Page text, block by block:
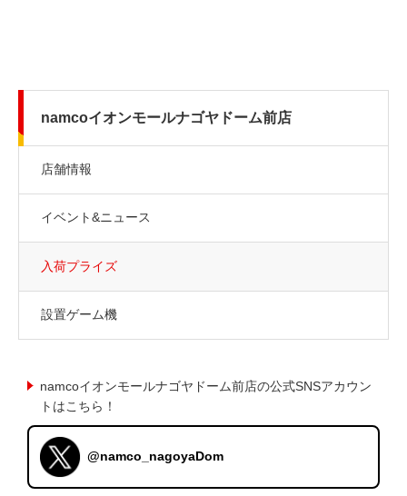
namcoイオンモールナゴヤドーム前店
店舗情報
イベント&ニュース
入荷プライズ
設置ゲーム機
namcoイオンモールナゴヤドーム前店の公式SNSアカウン
トはこちら！
@namco_nagoyaDom